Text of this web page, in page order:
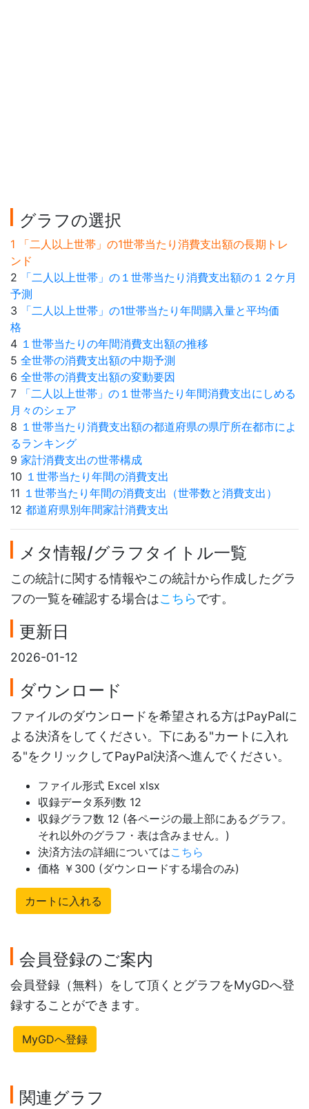
グラフの選択
1 「二人以上世帯」の1世帯当たり消費支出額の長期トレ
ンド
2
「二人以上世帯」の１世帯当たり消費支出額の１２ケ月
予測
3
「二人以上世帯」の1世帯当たり年間購入量と平均価
格
4 １世帯当たりの年間消費支出額の推移
5 全世帯の消費支出額の中期予測
6 全世帯の消費支出額の変動要因
7
「二人以上世帯」の１世帯当たり年間消費支出にしめる
月々のシェア
8 １世帯当たり消費支出額の都道府県の県庁所在都市によ
るランキング
9 家計消費支出の世帯構成
10 １世帯当たり年間の消費支出
11 １世帯当たり年間の消費支出（世帯数と消費支出）
12 都道府県別年間家計消費支出
メタ情報/グラフタイトル一覧
この統計に関する情報やこの統計から作成したグラ
フの一覧を確認する場合はこちらです。
更新日
2026-01-12
ダウンロード
ファイルのダウンロードを希望される方はPayPalに
よる決済をしてください。下にある"カートに入れ
る"をクリックしてPayPal決済へ進んでください。
ファイル形式 Excel xlsx
収録データ系列数 12
収録グラフ数 12 (各ページの最上部にあるグラフ。
それ以外のグラフ・表は含みません。)
決済方法の詳細についてはこちら
価格 ￥300 (ダウンロードする場合のみ)
カートに入れる
会員登録のご案内
会員登録（無料）をして頂くとグラフをMyGDへ登
録することができます。
MyGDへ登録
関連グラフ